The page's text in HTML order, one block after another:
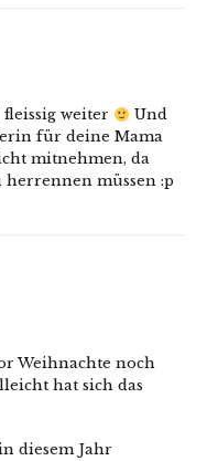
weiter
Und
für deine Mama
mitnehmen, da
müssen :p
Weihnachte noch
hat sich das
diesem Jahr